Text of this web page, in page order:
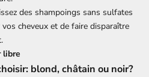
des shampoings sans sulfates
cheveux et de faire disparaître
libre
blond, châtain ou noir?